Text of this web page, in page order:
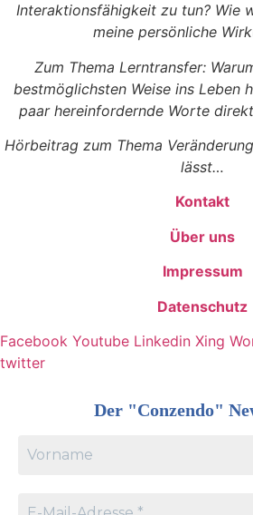
Interaktionsfähigkeit zu tun? Wie
meine persönliche
Zum Thema Lerntransfer:
bestmöglichsten Weise ins Leben
paar hereinfordernde Worte
Hörbeitrag zum Thema
lässt…
Kontakt
Über uns
Impressum
Datenschutz
Facebook Youtube Linkedin Xing
twitter
Der "Conzendo"